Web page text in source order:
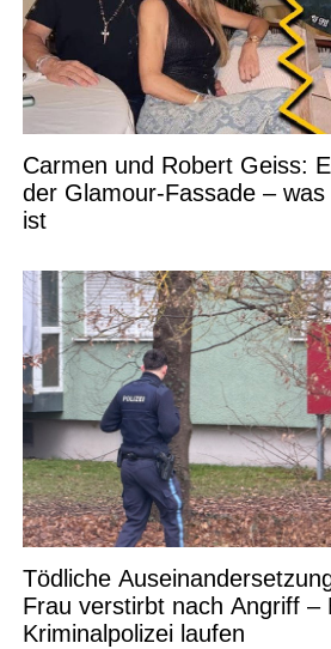
Carmen und Robert Geiss:
der Glamour-Fassade –
ist
Tödliche
Frau verstirbt nach Angriff –
Kriminalpolizei laufen